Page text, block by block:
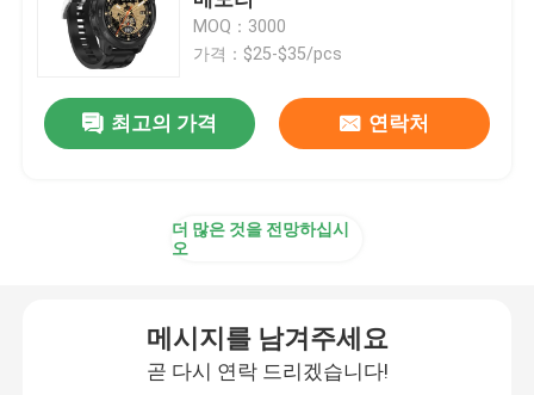
4G 스마트 워치
4G 클라우드 전화
방수 스마트 워치
MOQ：3000
가격：$25-$35/pcs
최고의 가격 연락처
더 많은 것을 전망하십시
오
메시지를 남겨주세요
곧 다시 연락 드리겠습니다!